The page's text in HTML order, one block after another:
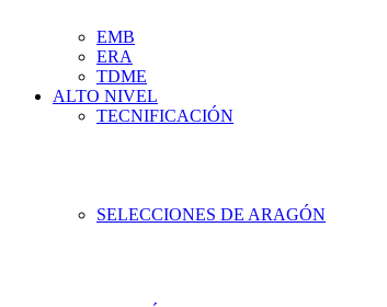
EMB
ERA
TDME
ALTO NIVEL
TECNIFICACIÓN
SELECCIONES DE ARAGÓN